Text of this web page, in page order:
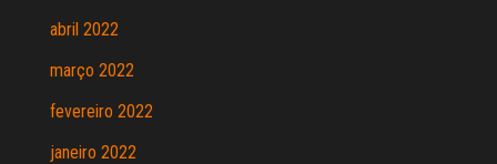
abril 2022
março 2022
fevereiro 2022
janeiro 2022